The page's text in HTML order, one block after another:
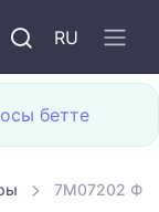
RU
осы бетте
7M07202